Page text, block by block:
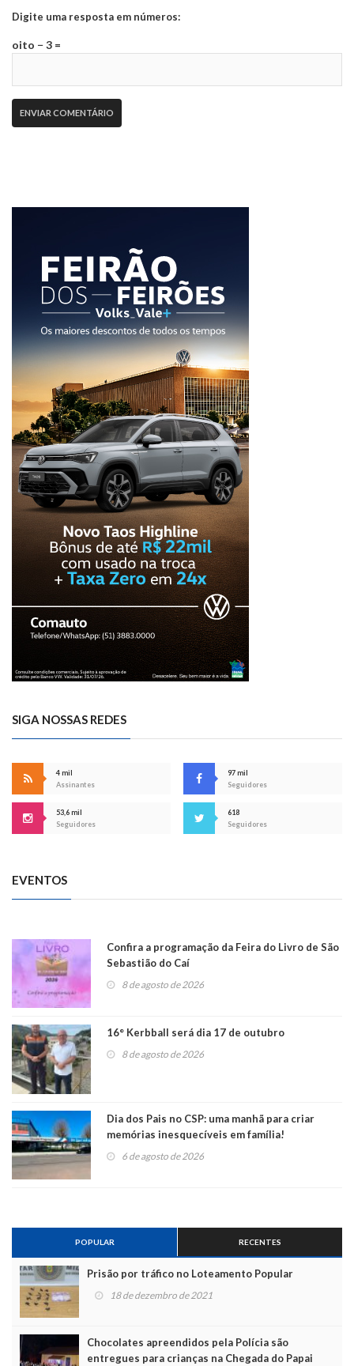
Digite uma resposta em números:
oito − 3 =
SIGA NOSSAS REDES
4 mil
Assinantes
97 mil
Seguidores
53,6 mil
Seguidores
618
Seguidores
EVENTOS
Confira a programação da Feira do Livro de São
Sebastião do Caí
8 de agosto de 2026
16° Kerbball será dia 17 de outubro
8 de agosto de 2026
Dia dos Pais no CSP: uma manhã para criar
memórias inesquecíveis em família!
6 de agosto de 2026
POPULAR RECENTES
Prisão por tráfico no Loteamento Popular
18 de dezembro de 2021
Chocolates apreendidos pela Polícia são
entregues para crianças na Chegada do Papai